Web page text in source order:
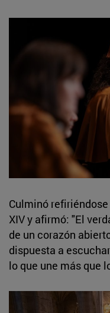
Culminó
XIV y afirmó: "El
de un corazón
dispuesta a
lo que une más que